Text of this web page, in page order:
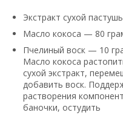
Экстракт сухой
Масло кокоса — 80
Пчелиный воск — 10
Масло кокоса
сухой экстракт,
добавить воск.
растворения
баночки, остудить